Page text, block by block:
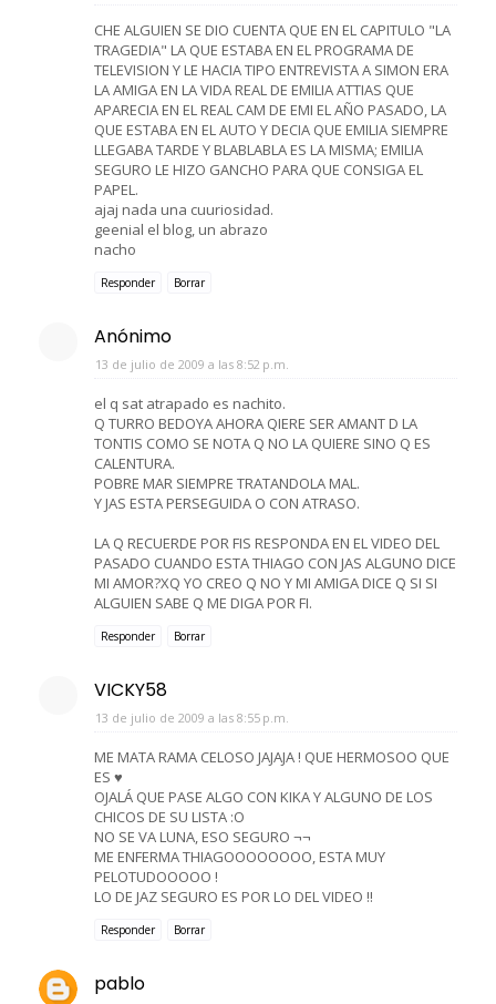
CHE ALGUIEN SE DIO CUENTA QUE EN EL CAPITULO "LA
TRAGEDIA" LA QUE ESTABA EN EL PROGRAMA DE
TELEVISION Y LE HACIA TIPO ENTREVISTA A SIMON ERA
LA AMIGA EN LA VIDA REAL DE EMILIA ATTIAS QUE
APARECIA EN EL REAL CAM DE EMI EL AÑO PASADO, LA
QUE ESTABA EN EL AUTO Y DECIA QUE EMILIA SIEMPRE
LLEGABA TARDE Y BLABLABLA ES LA MISMA; EMILIA
SEGURO LE HIZO GANCHO PARA QUE CONSIGA EL
PAPEL.
ajaj nada una cuuriosidad.
geenial el blog, un abrazo
nacho
Responder Borrar
Anónimo
13 de julio de 2009 a las 8:52 p.m.
el q sat atrapado es nachito.
Q TURRO BEDOYA AHORA QIERE SER AMANT D LA
TONTIS COMO SE NOTA Q NO LA QUIERE SINO Q ES
CALENTURA.
POBRE MAR SIEMPRE TRATANDOLA MAL.
Y JAS ESTA PERSEGUIDA O CON ATRASO.
LA Q RECUERDE POR FIS RESPONDA EN EL VIDEO DEL
PASADO CUANDO ESTA THIAGO CON JAS ALGUNO DICE
MI AMOR?XQ YO CREO Q NO Y MI AMIGA DICE Q SI SI
ALGUIEN SABE Q ME DIGA POR FI.
Responder Borrar
VICKY58
13 de julio de 2009 a las 8:55 p.m.
ME MATA RAMA CELOSO JAJAJA ! QUE HERMOSOO QUE
ES ♥
OJALÁ QUE PASE ALGO CON KIKA Y ALGUNO DE LOS
CHICOS DE SU LISTA :O
NO SE VA LUNA, ESO SEGURO ¬¬
ME ENFERMA THIAGOOOOOOOO, ESTA MUY
PELOTUDOOOOO !
LO DE JAZ SEGURO ES POR LO DEL VIDEO !!
Responder Borrar
pablo